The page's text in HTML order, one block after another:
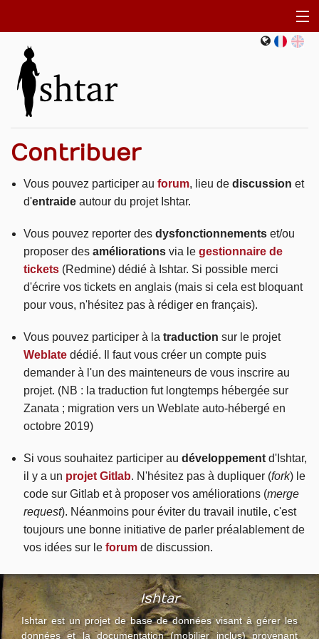
Documentation
FAQ
Installation
Équipe et historique
Actualités
fr en
Ishtar
Contribuer
Vous pouvez participer au forum, lieu de discussion et
d'entraideautour du projet Ishtar.
Vous pouvez reporter des dysfonctionnementset/ou
proposer des améliorationsvia le gestionnaire de
tickets(Redmine) dédié à Ishtar. Si possible merci
d'écrire vos tickets en anglais (mais si cela est bloquant
pour vous, n'hésitez pas à rédiger en français).
Vous pouvez participer à la traduction sur le projet
Weblatedédié. Il faut vous créer un compte puis
demander à l'un des mainteneurs de vous inscrire au
projet. (NB : la traduction fut longtemps hébergée sur
Zanata ; migration vers un Weblate auto-hébergé en
octobre 2019)
Si vous souhaitez participer au développementd'Ishtar,
il y a un projet Gitlab. N'hésitez pas à dupliquer (fork) le
code sur Gitlab et à proposer vos améliorations (merge
request). Néanmoins pour éviter du travail inutile, c'est
toujours une bonne initiative de parler préalablement de
vos idées sur le forumde discussion.
Ishtar
Ishtar est un projet de base de données visant à gérer les
données et la documentation (mobilier inclus) provenant